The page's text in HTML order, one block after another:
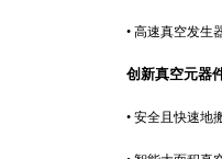
• 高速真空发生
创新真空元器
• 安全且快速地